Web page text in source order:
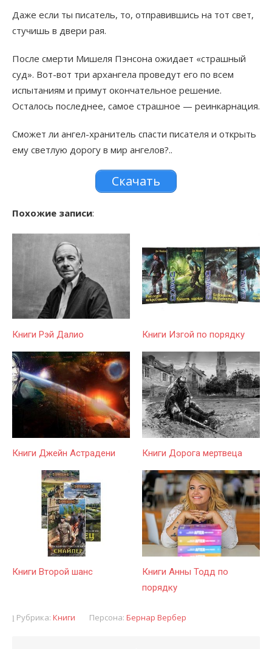
Даже если ты писатель, то, отправившись на тот свет,
стучишь в двери рая.
После смерти Мишеля Пэнсона ожидает «страшный
суд». Вот-вот три архангела проведут его по всем
испытаниям и примут окончательное решение.
Осталось последнее, самое страшное — реинкарнация.
Сможет ли ангел-хранитель спасти писателя и открыть
ему светлую дорогу в мир ангелов?..
Скачать
Похожие записи:
Книги Рэй Далио Книги Изгой по порядку
Книги Джейн Астрадени Книги Дорога мертвеца
Книги Второй шанс
Книги Анны Тодд по
порядку
Рубрика: Книги Персона: Бернар Вербер